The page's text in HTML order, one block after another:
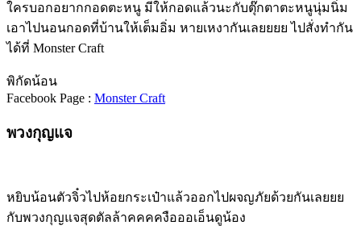
ใครบอกอยากกอดตะหนู มีให้กอดแล้วนะกับตุ๊กตาตะหนูนุ่มนิ่ม
เอาไปนอนกอดที่บ้านให้เต็มอิ่ม หายเหงากันเลยยยย ไปสั่งทำกัน
ได้ที่ Monster Craft
พิกัดน้อน
Facebook Page : Monster Craft
พวงกุญแจ
หยิบน้อนตัวจิ๋วไปห้อยกระเป๋าแล้วออกไปผจญภัยด้วยกันเลยยย
กับพวงกุญแจสุดตัลล้าคคคคงือออเอ็นดูน้อง